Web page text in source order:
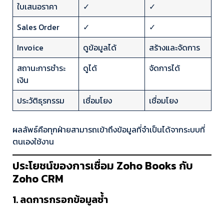
ใบเสนอราคา
✓
✓
Sales Order
✓
✓
Invoice
ดูข้อมูลได้
สร้างและจัดการ
สถานะการชำระ
เงิน
ดูได้ จัดการได้
ประวัติธุรกรรม เชื่อมโยง เชื่อมโยง
ผลลัพธ์คือทุกฝ่ายสามารถเข้าถึงข้อมูลที่จำเป็นได้จากระบบที่
ตนเองใช้งาน
ประโยชน์ของการเชื่อม Zoho Books กับ
Zoho CRM
1. ลดการกรอกข้อมูลซ้ำ